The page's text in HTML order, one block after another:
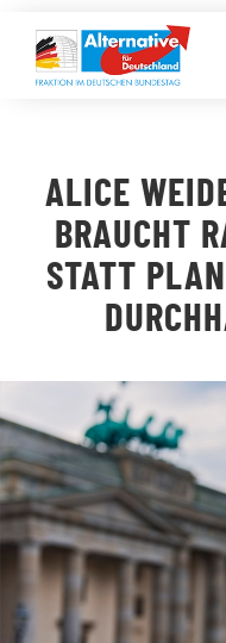
Inhalt
springen
LANDESGRUPPEN
VERANSTALTUNGEN
STELLENPORTAL
MEDIATHEK
ALICE
BRAUCHT
STATT